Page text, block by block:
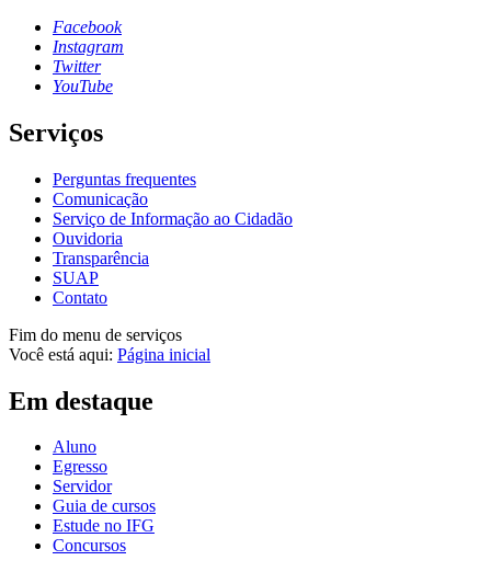
Facebook
Instagram
Twitter
YouTube
Serviços
Perguntas frequentes
Comunicação
Serviço de Informação ao Cidadão
Ouvidoria
Transparência
SUAP
Contato
Fim do menu de serviços
Você está aqui: Página inicial
Em destaque
Aluno
Egresso
Servidor
Guia de cursos
Estude no IFG
Concursos